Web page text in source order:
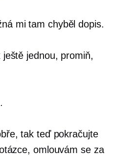
mi tam chyběl dopis.
jednou, promiň,
tak teď pokračujte
omlouvám se za